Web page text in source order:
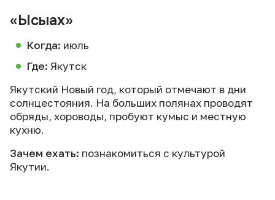
«Ысыах»
Когда: июль
Где: Якутск
Якутский Новый год, который отмечают в дни
солнцестояния. На больших полянах проводят
обряды, хороводы, пробуют кумыс и местную
кухню.
Зачем ехать: познакомиться с культурой
Якутии.